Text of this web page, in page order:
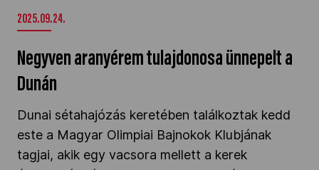
2025.09.24.
Negyven aranyérem tulajdonosa ünnepelt a
Dunán
Dunai sétahajózás keretében találkoztak kedd
este a Magyar Olimpiai Bajnokok Klubjának
tagjai, akik egy vacsora mellett a kerek